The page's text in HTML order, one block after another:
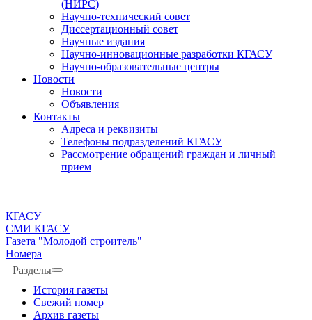
(НИРС)
Научно-технический совет
Диссертационный совет
Научные издания
Научно-инновационные разработки КГАСУ
Научно-образовательные центры
Новости
Новости
Объявления
Контакты
Адреса и реквизиты
Телефоны подразделений КГАСУ
Рассмотрение обращений граждан и личный
прием
КГАСУ
СМИ КГАСУ
Газета "Молодой строитель"
Номера
Разделы
История газеты
Свежий номер
Архив газеты